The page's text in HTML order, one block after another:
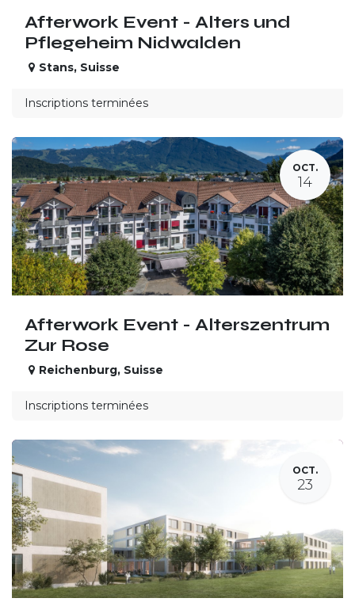
Afterwork Event - Alters und
Pflegeheim Nidwalden
Stans, Suisse
Inscriptions terminées
OCT.
14
Afterwork Event - Alterszentrum
Zur Rose
Reichenburg, Suisse
Inscriptions terminées
OCT.
23